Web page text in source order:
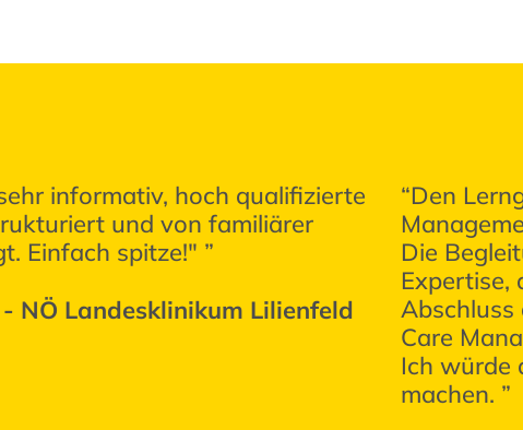
informativ, hoch qualifizierte
und von familiärer
Einfach spitze!" ”
NÖ Landesklinikum Lilienfeld
“Den
Die
Expertise,
Abschluss
Care
Ich würde
machen. ”